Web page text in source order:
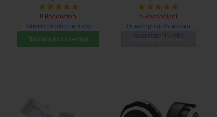
star star star star star
8 Recensioni
Questo prodotto è stato
acquistato: 14 volte
Mostra tutti i dettagli
star star star star star
5 Recensioni
Questo prodotto è stato
acquistato: 14 volte
Aggiungi al carrello